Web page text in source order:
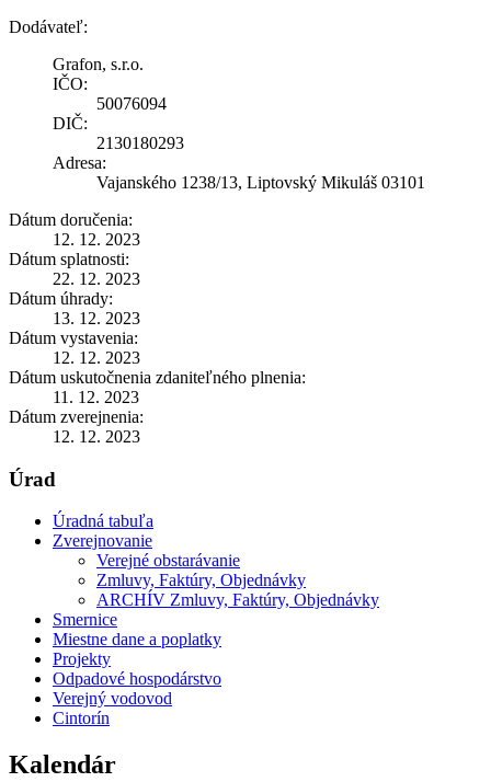
Dodávateľ:
Grafon, s.r.o.
IČO:
50076094
DIČ:
2130180293
Adresa:
Vajanského 1238/13, Liptovský Mikuláš 03101
Dátum doručenia:
12. 12. 2023
Dátum splatnosti:
22. 12. 2023
Dátum úhrady:
13. 12. 2023
Dátum vystavenia:
12. 12. 2023
Dátum uskutočnenia zdaniteľného plnenia:
11. 12. 2023
Dátum zverejnenia:
12. 12. 2023
Úrad
Úradná tabuľa
Zverejnovanie
Verejné obstarávanie
Zmluvy, Faktúry, Objednávky
ARCHÍV Zmluvy, Faktúry, Objednávky
Smernice
Miestne dane a poplatky
Projekty
Odpadové hospodárstvo
Verejný vodovod
Cintorín
Kalendár